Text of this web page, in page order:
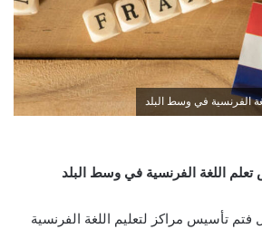
فتم تأسيس مراكز لتعليم اللغة الفرنسية